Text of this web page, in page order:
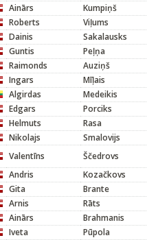
Ainārs Kumpiņš
Roberts Viļums
Dainis Sakalausks
Guntis Peļņa
Raimonds Auziņš
Ingars Mīļais
Algirdas Medeikis
Edgars Porciks
Helmuts Rasa
Nikolajs Smalovijs
Valentīns Ščedrovs
Andris Kozačkovs
Gita Brante
Arnis Rāts
Ainārs Brahmanis
Iveta Pūpola